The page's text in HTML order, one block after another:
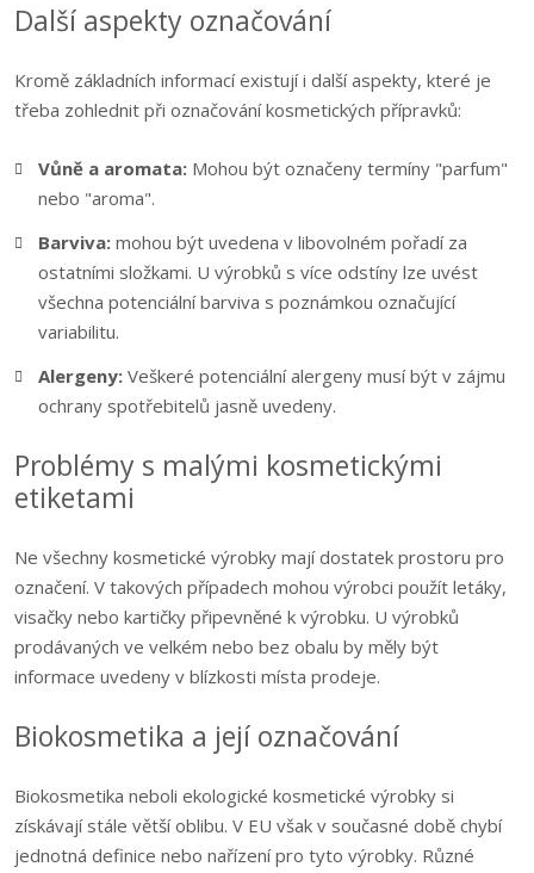
Další aspekty označování
Kromě základních informací existují i další aspekty, které je
třeba zohlednit při označování kosmetických přípravků:
Vůně a aromata:Mohou být označeny termíny "parfum"
nebo "aroma".
Barviva:mohou být uvedena v libovolném pořadí za
ostatními složkami. U výrobků s více odstíny lze uvést
všechna potenciální barviva s poznámkou označující
variabilitu.
Alergeny: Veškeré potenciální alergeny musí být v zájmu
ochrany spotřebitelů jasně uvedeny.
Problémy s malými kosmetickými
etiketami
Ne všechny kosmetické výrobky mají dostatek prostoru pro
označení. V takových případech mohou výrobci použít letáky,
visačky nebo kartičky připevněné k výrobku. U výrobků
prodávaných ve velkém nebo bez obalu by měly být
informace uvedeny v blízkosti místa prodeje.
Biokosmetika a její označování
Biokosmetika neboli ekologické kosmetické výrobky si
získávají stále větší oblibu. V EU však v současné době chybí
jednotná definice nebo nařízení pro tyto výrobky. Různé